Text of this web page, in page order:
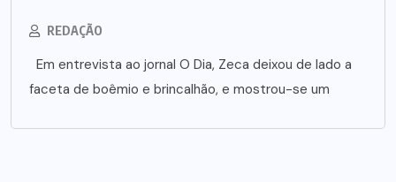
REDAÇÃO
Em entrevista ao jornal O Dia, Zeca deixou de lado a
faceta de boêmio e brincalhão, e mostrou-se um